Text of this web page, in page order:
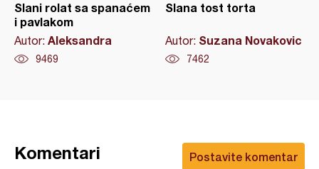
Slani rolat sa spanaćem
i pavlakom
Autor: Aleksandra
9469
Slana tost torta
Autor: Suzana Novakovic
7462
Postavite komentar
Komentari